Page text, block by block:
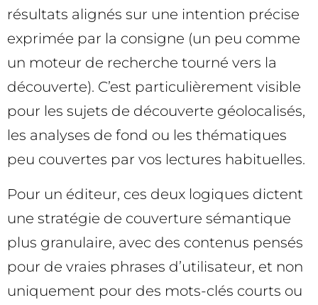
résultats alignés sur une intention précise
exprimée par la consigne (un peu comme
un moteur de recherche tourné vers la
découverte). C’est particulièrement visible
pour les sujets de découverte géolocalisés,
les analyses de fond ou les thématiques
peu couvertes par vos lectures habituelles.
Pour un éditeur, ces deux logiques dictent
une stratégie de couverture sémantique
plus granulaire, avec des contenus pensés
pour de vraies phrases d’utilisateur, et non
uniquement pour des mots-clés courts ou